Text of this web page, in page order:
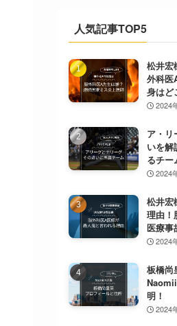
人気記事TOP5
松井宏
外科医
身はど
2024
ア・リ
いを解
るチー
2024
松井宏
理由！
医療事
2024
板橋尚
明！
2024